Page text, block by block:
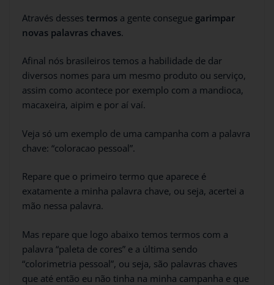
Através desses termos a gente consegue garimpar
novas palavras chaves.
Afinal nós brasileiros temos a habilidade de dar
diversos nomes para um mesmo produto ou serviço,
assim como acontece por exemplo com a mandioca,
macaxeira, aipim e por aí vaí.
Veja só um exemplo de uma campanha com a palavra
chave: “coloracao pessoal”.
Repare que o primeiro termo que aparece é
exatamente a minha palavra chave, ou seja, acertei a
mão nessa palavra.
Mas repare que logo abaixo temos termos com a
palavra “paleta de cores” e a última sendo
“colorimetria pessoal”, ou seja, são palavras chaves
que até então eu não tinha na minha campanha e que